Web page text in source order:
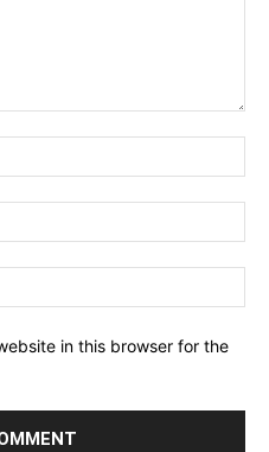
in this browser for the